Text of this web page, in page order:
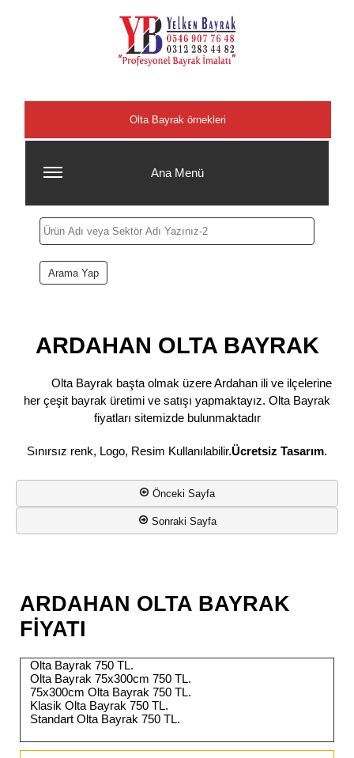
Olta Bayrak örnekleri
Ana Menü
ARDAHAN OLTA BAYRAK
Olta Bayrak başta olmak üzere Ardahan ili ve ilçelerine
her çeşit bayrak üretimi ve satışı yapmaktayız. Olta Bayrak
fiyatları sitemizde bulunmaktadır
Sınırsız renk, Logo, Resim Kullanılabilir.Ücretsiz Tasarım.
Önceki Sayfa
Sonraki Sayfa
ARDAHAN OLTA BAYRAK
FİYATI
Olta Bayrak 750 TL.
Olta Bayrak 75x300cm 750 TL.
75x300cm Olta Bayrak 750 TL.
Klasik Olta Bayrak 750 TL.
Standart Olta Bayrak 750 TL.